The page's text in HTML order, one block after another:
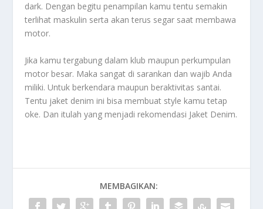
dark. Dengan begitu penampilan kamu tentu semakin
terlihat maskulin serta akan terus segar saat membawa
motor.
Jika kamu tergabung dalam klub maupun perkumpulan
motor besar. Maka sangat di sarankan dan wajib Anda
miliki. Untuk berkendara maupun beraktivitas santai.
Tentu jaket denim ini bisa membuat style kamu tetap
oke. Dan itulah yang menjadi rekomendasi Jaket Denim.
MEMBAGIKAN: